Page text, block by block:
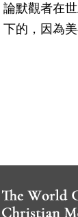
論默觀者在
下的，因為